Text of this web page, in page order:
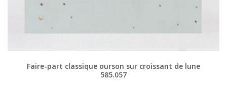
Faire-part classique ourson sur croissant de lune
585.057